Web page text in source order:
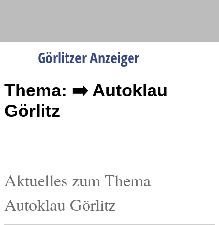
Görlitzer Anzeiger
Menüpunkte
Startseite
Gesellschaft
Gesundheit
Kultur
Thema: ➡️ Autoklau
Görlitz
Aktuelles zum Thema
Autoklau Görlitz